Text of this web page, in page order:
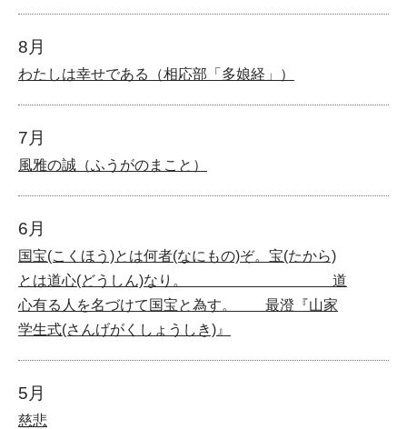
8月
わたしは幸せである（相応部「多娘経」）
7月
風雅の誠（ふうがのまこと）
6月
国宝(こくほう)とは何者(なにもの)ぞ。宝(たから)
とは道心(どうしん)なり。 道
心有る人を名づけて国宝と為す。 最澄『山家
学生式(さんげがくしょうしき)』
5月
慈悲